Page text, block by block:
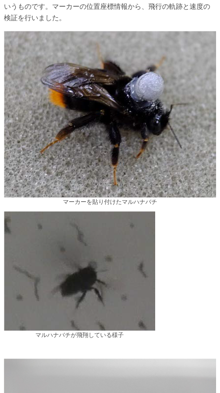
いうものです。マーカーの位置座標情報から、飛行の軌跡と速度の
検証を行いました。
マーカーを貼り付けたマルハナバチ
マルハナバチが飛翔している様子